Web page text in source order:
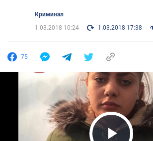
Криминал
1.03.2018 10:24
1.03.2018 17:38
75